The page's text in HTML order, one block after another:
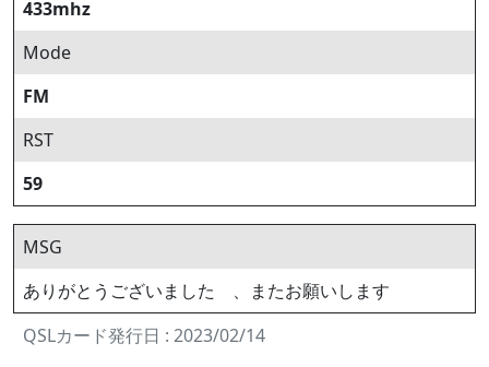
433mhz
Mode
FM
RST
59
MSG
ありがとうございました 、またお願いします
QSLカード発行日 : 2023/02/14